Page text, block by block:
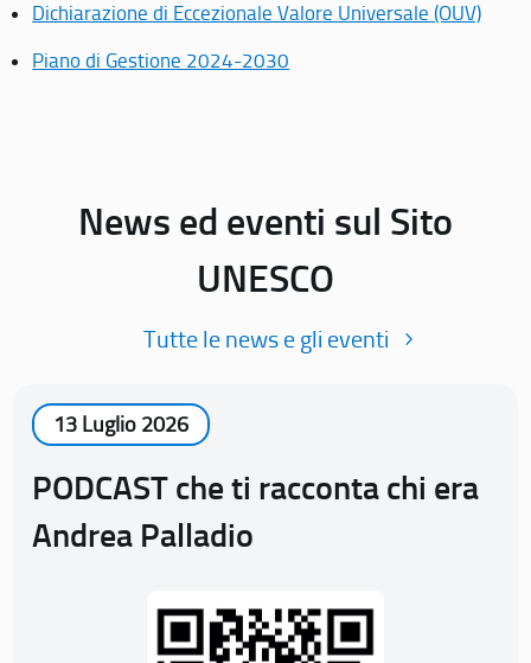
Dichiarazione di Eccezionale Valore Universale (OUV)
Piano di Gestione 2024-2030
News ed eventi sul Sito
UNESCO
Tutte le news e gli eventi
13 Luglio 2026
PODCAST che ti racconta chi era
Andrea Palladio